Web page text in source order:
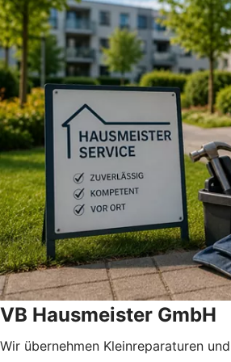
VB Hausmeister GmbH
Wir übernehmen Kleinreparaturen